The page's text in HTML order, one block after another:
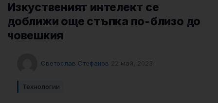
Изкуственият интелект се
доближи още стъпка по-близо до
човешкия
Светослав Стефанов 22 май, 2023
Технологии